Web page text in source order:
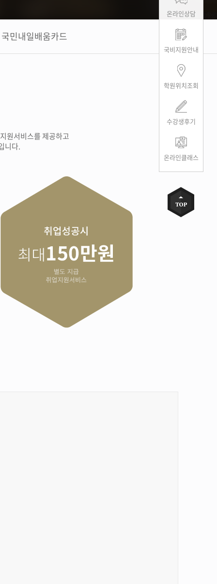
온라인상담
국비지원안내
학원위치조회
수강생후기
온라인클래스
국민내일배움카드
원서비스를 제공하고
니다.